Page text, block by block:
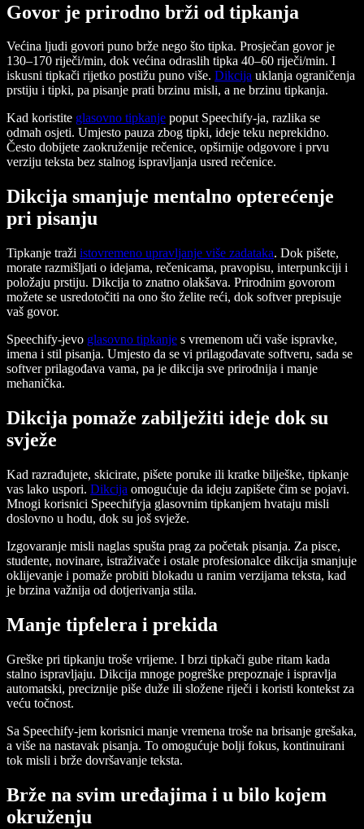
Govor je prirodno brži od tipkanja
Većina ljudi govori puno brže nego što tipka. Prosječan govor je
130–170 riječi/min, dok većina odraslih tipka 40–60 riječi/min. I
iskusni tipkači rijetko postižu puno više. Dikcija uklanja ograničenja
prstiju i tipki, pa pisanje prati brzinu misli, a ne brzinu tipkanja.
Kad koristite glasovno tipkanje poput Speechify-ja, razlika se
odmah osjeti. Umjesto pauza zbog tipki, ideje teku neprekidno.
Često dobijete zaokruženije rečenice, opširnije odgovore i prvu
verziju teksta bez stalnog ispravljanja usred rečenice.
Dikcija smanjuje mentalno opterećenje
pri pisanju
Tipkanje traži istovremeno upravljanje više zadataka. Dok pišete,
morate razmišljati o idejama, rečenicama, pravopisu, interpunkciji i
položaju prstiju. Dikcija to znatno olakšava. Prirodnim govorom
možete se usredotočiti na ono što želite reći, dok softver prepisuje
vaš govor.
Speechify-jevo glasovno tipkanje s vremenom uči vaše ispravke,
imena i stil pisanja. Umjesto da se vi prilagođavate softveru, sada se
softver prilagođava vama, pa je dikcija sve prirodnija i manje
mehanička.
Dikcija pomaže zabilježiti ideje dok su
svježe
Kad razrađujete, skicirate, pišete poruke ili kratke bilješke, tipkanje
vas lako uspori. Dikcija omogućuje da ideju zapišete čim se pojavi.
Mnogi korisnici Speechifyja glasovnim tipkanjem hvataju misli
doslovno u hodu, dok su još svježe.
Izgovaranje misli naglas spušta prag za početak pisanja. Za pisce,
studente, novinare, istraživače i ostale profesionalce dikcija smanjuje
oklijevanje i pomaže probiti blokadu u ranim verzijama teksta, kad
je brzina važnija od dotjerivanja stila.
Manje tipfelera i prekida
Greške pri tipkanju troše vrijeme. I brzi tipkači gube ritam kada
stalno ispravljaju. Dikcija mnoge pogreške prepoznaje i ispravlja
automatski, preciznije piše duže ili složene riječi i koristi kontekst za
veću točnost.
Sa Speechify-jem korisnici manje vremena troše na brisanje grešaka,
a više na nastavak pisanja. To omogućuje bolji fokus, kontinuirani
tok misli i brže dovršavanje teksta.
Brže na svim uređajima i u bilo kojem
okruženju